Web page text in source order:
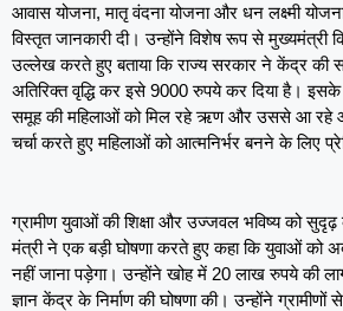
आवास योजना, मातृ वंदना योजना और धन लक्ष्मी
विस्तृत जानकारी दी। उन्होंने विशेष रूप से मुख्यमंत्री
उल्लेख करते हुए बताया कि राज्य सरकार ने केंद्र की
अतिरिक्त वृद्धि कर इसे 9000 रुपये कर दिया है। इसके
समूह की महिलाओं को मिल रहे ऋण और उससे आ रहे
चर्चा करते हुए महिलाओं को आत्मनिर्भर बनने के लिए
ग्रामीण युवाओं की शिक्षा और उज्जवल भविष्य को
मंत्री ने एक बड़ी घोषणा करते हुए कहा कि युवाओं को
नहीं जाना पड़ेगा। उन्होंने खोह में 20 लाख रुपये
ज्ञान केंद्र के निर्माण की घोषणा की। उन्होंने